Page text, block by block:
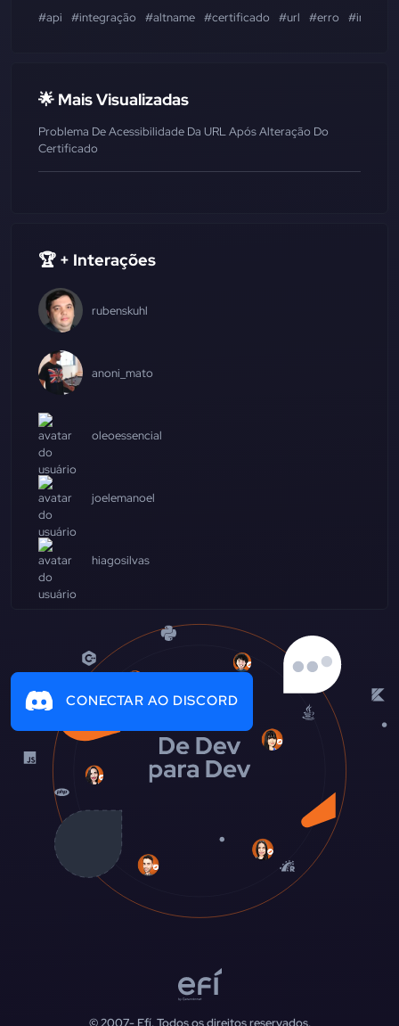
#api #integração #altname #certificado #url #erro
🌟 Mais Visualizadas
Problema De Acessibilidade Da URL Após Alteração Do
Certificado
🏆 + Interações
rubenskuhl
anoni_mato
oleoessencial
joelemanoel
hiagosilvas
CONECTAR AO DISCORD